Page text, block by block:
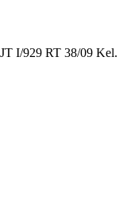
I/929 RT 38/09 Kel.